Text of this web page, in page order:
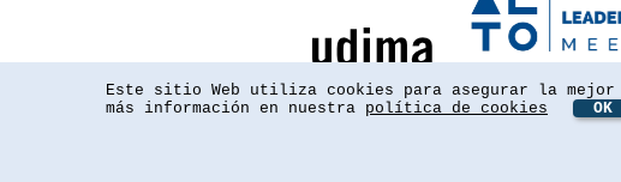
Este sitio Web utiliza cookies para asegurar la mejor
más información en nuestra política de cookies OK